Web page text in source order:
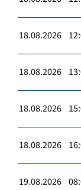
18.08.2026
18.08.2026
18.08.2026
18.08.2026
19.08.2026